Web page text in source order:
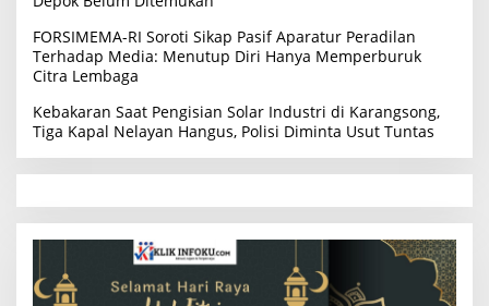
FORSIMEMA-RI Soroti Sikap Pasif Aparatur Peradilan
Terhadap Media: Menutup Diri Hanya Memperburuk
Citra Lembaga
Kebakaran Saat Pengisian Solar Industri di Karangsong,
Tiga Kapal Nelayan Hangus, Polisi Diminta Usut Tuntas